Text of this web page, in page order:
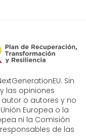
Sin
las opiniones
o autores y no
Europea o la
ni la Comisión
de las